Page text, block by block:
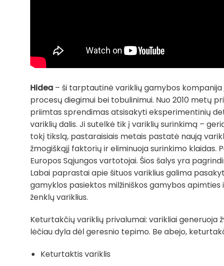
Hidea – ši tarptautinė variklių gamybos
procesų diegimui bei tobulinimui. Nuo 2010 metų
priimtas sprendimas atsisakyti eksperimentinių
variklių dalis. Ji sutelkė tik į variklių surinkimą –
tokį tikslą, pastaraisiais metais pastatė naują
žmogiškąjį faktorių ir eliminuoja surinkimo klaidas.
Europos Sąjungos vartotojai. Šios šalys yra
Labai paprastai apie šituos variklius galima
gamyklos pasiektos milžiniškos gamybos
ženklų variklius.
Keturtakčių variklių privalumai: varikliai generuoja
lėčiau dyla dėl geresnio tepimo. Be abejo,
Keturtaktis variklis